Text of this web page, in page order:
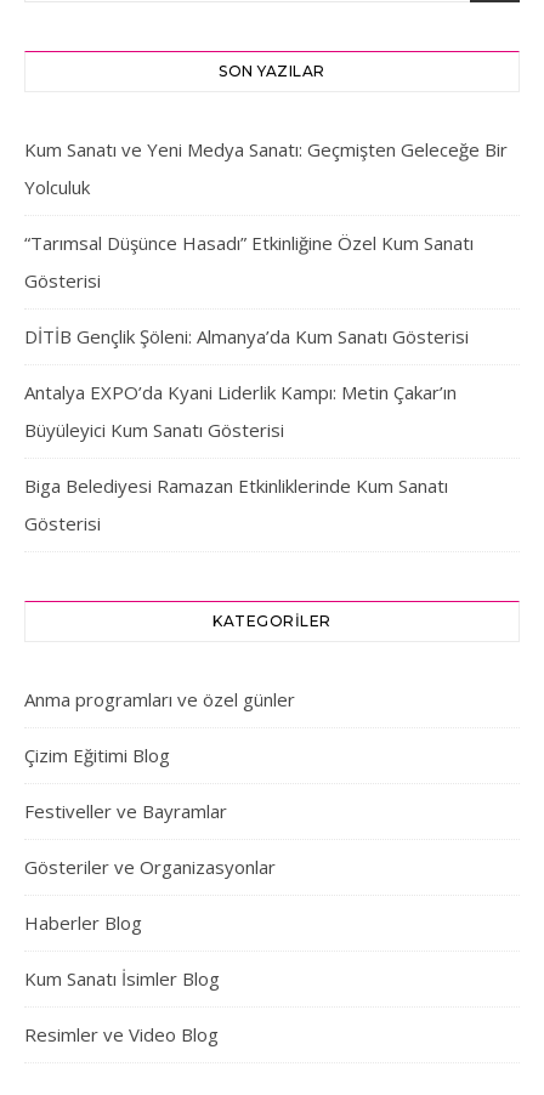
SON YAZILAR
Kum Sanatı ve Yeni Medya Sanatı: Geçmişten Geleceğe Bir
Yolculuk
“Tarımsal Düşünce Hasadı” Etkinliğine Özel Kum Sanatı
Gösterisi
DİTİB Gençlik Şöleni: Almanya’da Kum Sanatı Gösterisi
Antalya EXPO’da Kyani Liderlik Kampı: Metin Çakar’ın
Büyüleyici Kum Sanatı Gösterisi
Biga Belediyesi Ramazan Etkinliklerinde Kum Sanatı
Gösterisi
KATEGORILER
Anma programları ve özel günler
Çizim Eğitimi Blog
Festiveller ve Bayramlar
Gösteriler ve Organizasyonlar
Haberler Blog
Kum Sanatı İsimler Blog
Resimler ve Video Blog